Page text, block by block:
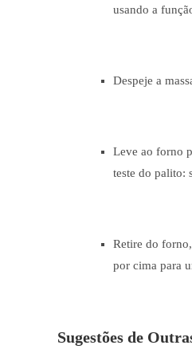
usando a
Despeje a
Leve ao forno
teste do palito:
Retire do
por cima para
Sugestões de